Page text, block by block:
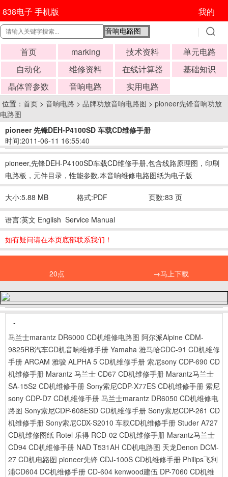
838电子 手机版 我的
首页 marking 技术资料
单元电路
自动化
维修资料 在线计算器
基础知识
晶体管参数
音响电路 实用电路
位置： 首页 > 音响电路 > 品牌功放音响电路图 > pioneer先锋音响功放
电路图
pioneer 先锋DEH-P4100SD 车载CD维修手册
时间:2011-06-11 16:55:40
pioneer,先锋DEH-P4100SD车载CD维修手册,包含线路原理图，印刷
电路板，元件目录，性能参数,本音响维修电路图纸为电子版
大小:5.88 MB 格式:PDF 页数:83 页
语言:英文 English Service Manual
如有疑问请在本页底部联系我们！
20点 →马上下载
-
马兰士marantz DR6000 CD机维修电路图 阿尔派Alpine CDM-
9825RB汽车CD机音响维修手册 Yamaha 雅马哈CDC-91 CD机维修
手册 ARCAM 雅骏 ALPHA 5 CD机维修手册 索尼sony CDP-690 CD
机维修手册 Marantz 马兰士 CD67 CD机维修手册 Marantz马兰士
SA-15S2 CD机维修手册 Sony索尼CDP-X77ES CD机维修手册 索尼
sony CDP-D7 CD机维修手册 马兰士marantz DR6050 CD机维修电
路图 Sony索尼CDP-608ESD CD机维修手册 Sony索尼CDP-261 CD
机维修手册 Sony索尼CDX-S2010 车载CD机维修手册 Studer A727
CD机维修图纸 Rotel 乐得 RCD-02 CD机维修手册 Marantz马兰士
CD94 CD机维修手册 NAD T531AH CD机电路图 天龙Denon DCM-
27 CD机电路图 pioneer先锋 CDJ-100S CD机维修手册 Philips飞利
浦CD604 DC机维修手册 CD-604 kenwood建伍 DP-7060 CD机维